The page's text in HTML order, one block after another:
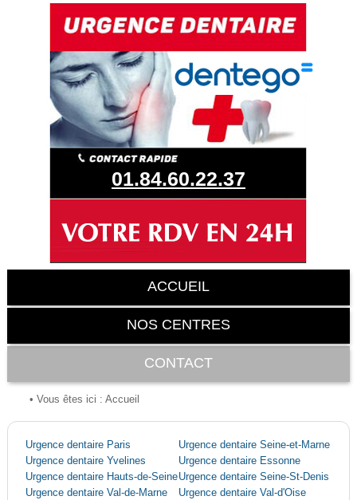
01.84.60.22.37
ACCUEIL
NOS CENTRES
CONTACT
• Vous êtes ici : Accueil
Urgence dentaire Paris
Urgence dentaire Seine-et-Marne
Urgence dentaire Yvelines
Urgence dentaire Essonne
Urgence dentaire Hauts-de-SeineUrgence dentaire Seine-St-Denis
Urgence dentaire Val-de-Marne
Urgence dentaire Val-d'Oise